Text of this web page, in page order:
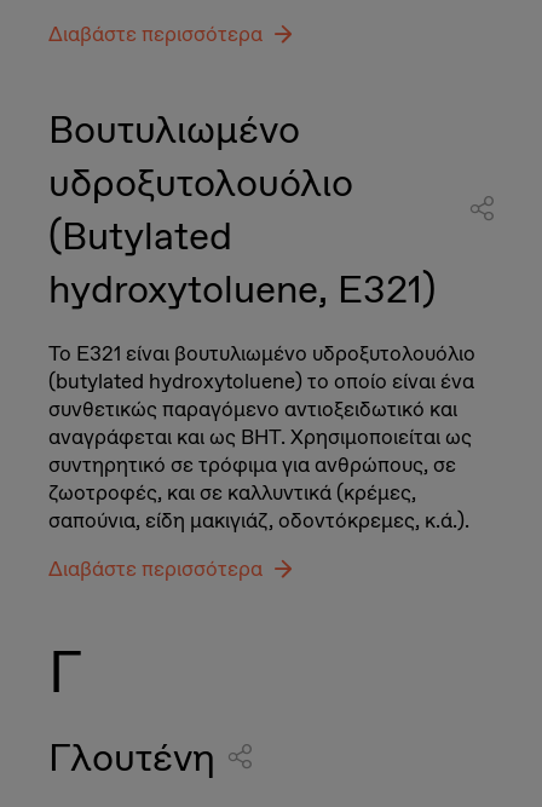
Διαβάστε περισσότερα
Βουτυλιωμένο
υδροξυτολουόλιο
(Butylated
hydroxytoluene, E321)
Το Ε321 είναι βουτυλιωμένο υδροξυτολουόλιο
(butylated hydroxytoluene) το οποίο είναι ένα
συνθετικώς παραγόμενο αντιοξειδωτικό και
αναγράφεται και ως ΒΗΤ. Χρησιμοποιείται ως
συντηρητικό σε τρόφιμα για ανθρώπους, σε
ζωοτροφές, και σε καλλυντικά (κρέμες,
σαπούνια, είδη μακιγιάζ, οδοντόκρεμες, κ.ά.).
Διαβάστε περισσότερα
Γ
Γλουτένη